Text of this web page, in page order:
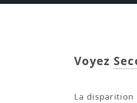
Voyez
La disparition